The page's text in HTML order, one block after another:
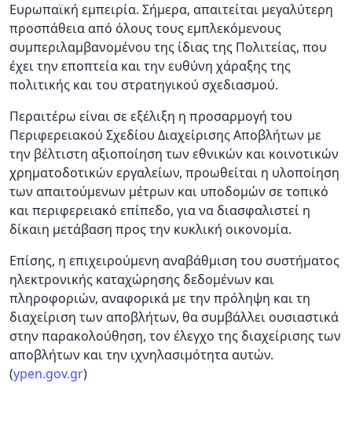
Ευρωπαϊκή εμπειρία. Σήμερα, απαιτείται μεγαλύτερη
προσπάθεια από όλους τους εμπλεκόμενους
συμπεριλαμβανομένου της ίδιας της Πολιτείας, που
έχει την εποπτεία και την ευθύνη χάραξης της
πολιτικής και του στρατηγικού σχεδιασμού.
Περαιτέρω είναι σε εξέλιξη η προσαρμογή του
Περιφερειακού Σχεδίου Διαχείρισης Αποβλήτων με
την βέλτιστη αξιοποίηση των εθνικών και κοινοτικών
χρηματοδοτικών εργαλείων, προωθείται η υλοποίηση
των απαιτούμενων μέτρων και υποδομών σε τοπικό
και περιφερειακό επίπεδο, για να διασφαλιστεί η
δίκαιη μετάβαση προς την κυκλική οικονομία.
Επίσης, η επιχειρούμενη αναβάθμιση του συστήματος
ηλεκτρονικής καταχώρησης δεδομένων και
πληροφοριών, αναφορικά με την πρόληψη και τη
διαχείριση των αποβλήτων, θα συμβάλλει ουσιαστικά
στην παρακολούθηση, τον έλεγχο της διαχείρισης των
αποβλήτων και την ιχνηλασιμότητα αυτών.
(ypen.gov.gr)